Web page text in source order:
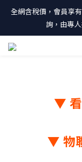
全網含稅價，會員享
詢，由專
▼
▼ 物